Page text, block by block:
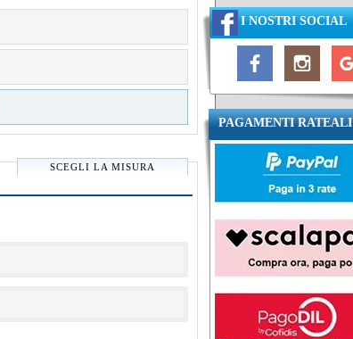
I NOSTRI SOCIAL
PAGAMENTI RATEALI
SCEGLI LA MISURA